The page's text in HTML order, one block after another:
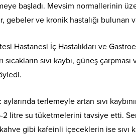
başladı. Mevsim normallerinin
gebeler ve kronik hastalığı bulunan
Hastanesi İç Hastalıkları ve
sıcakların sıvı kaybı, güneş
aylarında terlemeyle artan sıvı
2 litre su tüketmelerini tavsiye etti.
gibi kafeinli içeceklerin ise sıvı